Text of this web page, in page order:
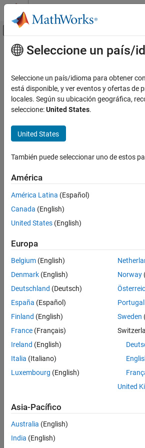
Saltar al contenido
Mostrar/ocultar menú de
Recurso
Contenido principal
Seleccione un país/
Seleccione un país/idioma para obtener
está disponible, y ver eventos y ofertas de
locales. Según su ubicación geográfica,
seleccione:United States.
United States
También puede seleccionar uno de estos
América
América Latina (Español)
Canada (English)
United States (English)
Europa
Belgium (English)
Denmark (English)
Deutschland (Deutsch)
España (Español)
Finland (English)
France (Français)
Ireland (English)
Italia (Italiano)
Luxembourg (English)
Norway
Portugal
Sweden
United
Asia-Pacífico
Australia (English)
India (English)
Centro de confianza
Marcas comerciales
Política de privacidad
Antipiratería
Información de contacto
© 1994-2026 The MathWorks, Inc.